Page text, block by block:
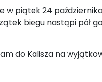
piątek 24 października
biegu nastąpi pół
do Kalisza na